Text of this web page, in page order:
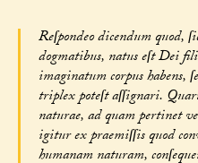
Reſpondeo dicendum quod,
dogmatibus, natus eſt Dei
imaginatum corpus habens,
triplex poteſt aſſignari.
naturae, ad quam pertinet
igitur ex praemiſſis quod
humanam naturam,